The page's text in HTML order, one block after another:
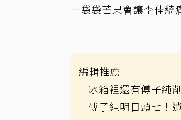
一袋袋芒果會讓李佳綺
編輯推薦
冰箱裡還有傅子純
傅子純明日頭七！